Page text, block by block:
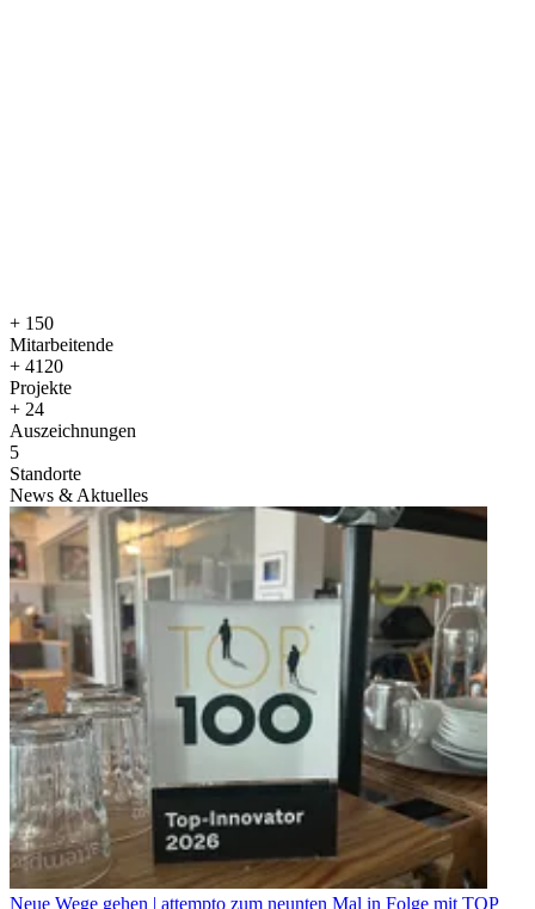
+ 150
Mitarbeitende
+ 4120
Projekte
+ 24
Auszeichnungen
5
Standorte
News & Aktuelles
Neue Wege gehen | attempto zum neunten Mal in Folge mit TOP